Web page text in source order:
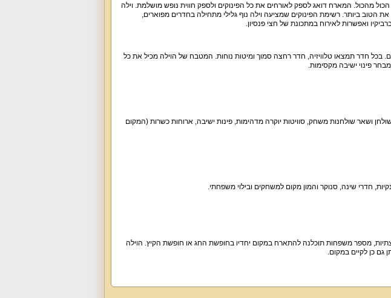
יש הכול מהכול. המארח דואג לספק לאורחים את כל הפינוקים ולספק חווית נופש מושלמת. וילה
הטוב ביותר. רשימת הפינוקים שמציעה וילה נוף גלילי מתחילה בחדרים מפוארים,
ואפשרות לאירוח במתכונת של חצי פנסיון.
למצוא גם עוד 3 חדרי שינה מפנקים. בכל חדר תמצאו טלוויזיה, חדר רחצה סמוך ומיטות נוחות. המטבח של הוילה מכיל את כל
פינוי ישיבה מקסימות.
ושאר שולחנות משחק, סוויטות יוקרה מדהימות, פינות ישיבה, ארוחות כשרות (המקום
חדרי שינה, סנוקר והמון מקום למשחקים ובילוי משפחתי.
מספר משפחות תוכלנה להתארח במקום יחדיו בחופשת החג או חופשת הקיץ. הוילה